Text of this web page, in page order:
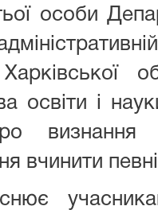
особи
освіти і
вчинити певні